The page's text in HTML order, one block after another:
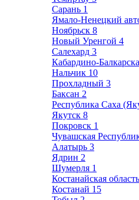
Сарань 1
Ямало-Ненецкий
Ноябрьск 8
Новый Уренгой 4
Салехард 3
Кабардино-
Нальчик 10
Прохладный 3
Баксан 2
Республика Саха
Якутск 8
Покровск 1
Чувашская
Алатырь 3
Ядрин 2
Шумерля 1
Костанайская область
Костанай 15